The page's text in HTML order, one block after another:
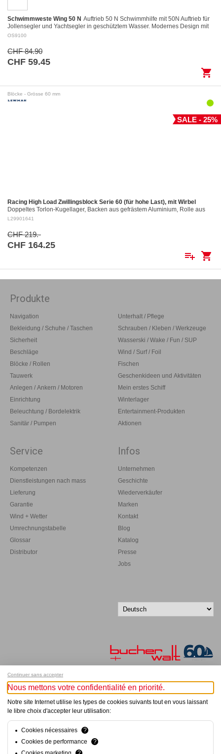
Schwimmweste Wing 50 N Auftrieb 50 N Schwimmhilfe mit 50N Auftrieb für
Jollensegler und Yachtsegler in geschütztem Wasser. Modernes Design mit
kurzem und kompaktem…
OS9100
CHF 84.90
CHF 59.45
shopping_cart
Blöcke - Grösse 60 mm
SALE - 25%
Racing High Load Zwillingsblock Serie 60 (für hohe Last), mit Wirbel
Doppeltes Torlon-Kugellager, Backen aus gefrästem Aluminium, Rolle aus
gefrästem Aluminium Ø 60 mm. Aluminiumrollen: ø 60 mm Für Tau bis: ø 12
L29901641
CHF 219.-
CHF 164.25
playlist_add shopping_cart
Produkte
Navigation
Bekleidung / Schuhe / Taschen
Sicherheit
Beschläge
Blöcke / Rollen
Tauwerk
Anlegen / Ankern / Motoren
Einrichtung
Beleuchtung / Bordelektrik
Sanitär / Pumpen
Unterhalt / Pflege
Schrauben / Kleben / Werkzeuge
Wasserski / Wake / Fun / SUP
Wind / Surf / Foil
Fischen
Geschenkideen und Aktivitäten
Mein erstes Schiff
Winterlager
Entertainment-Produkten
Aktionen
Service
Kompetenzen
Dienstleistungen nach mass
Lieferung
Garantie
Wind + Wetter
Umrechnungstabelle
Glossar
Distributor
Infos
Unternehmen
Geschichte
Wiederverkäufer
Marken
Kontakt
Blog
Katalog
Presse
Jobs
Melde dich für unseren Newsletter an!
Alle Rechte vorbehalten
Continuer sans accepter
Nous mettons votre confidentialité en priorité.
Notre site Internet utilise les types de cookies suivants tout en vous laissant
le libre choix d'accepter leur utilisation:
Cookies nécessaires
?
Cookies de performance
?